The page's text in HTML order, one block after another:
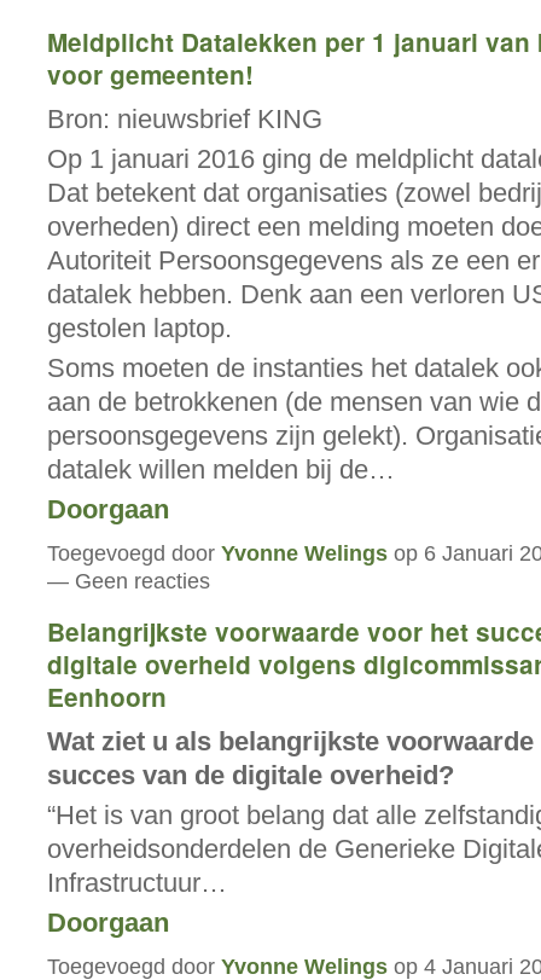
Meldplicht Datalekken per 1 januari
voor gemeenten!
Bron: nieuwsbrief KING
Op 1 januari 2016 ging de meldplicht
Dat betekent dat organisaties (zowel
overheden) direct een melding moeten
Autoriteit Persoonsgegevens als ze een
datalek hebben. Denk aan een verloren
gestolen laptop.
Soms moeten de instanties het datalek
aan de betrokkenen (de mensen van wie
persoonsgegevens zijn gelekt).
datalek willen melden bij de…
Doorgaan
Toegevoegd door Yvonne Welings op 6 Januari
— Geen reacties
Belangrijkste voorwaarde voor het
digitale overheid volgens
Eenhoorn
Wat ziet u als belangrijkste
succes van de digitale overheid?
“Het is van groot belang dat alle
overheidsonderdelen de Generieke
Infrastructuur…
Doorgaan
Toegevoegd door Yvonne Welings op 4 Januari